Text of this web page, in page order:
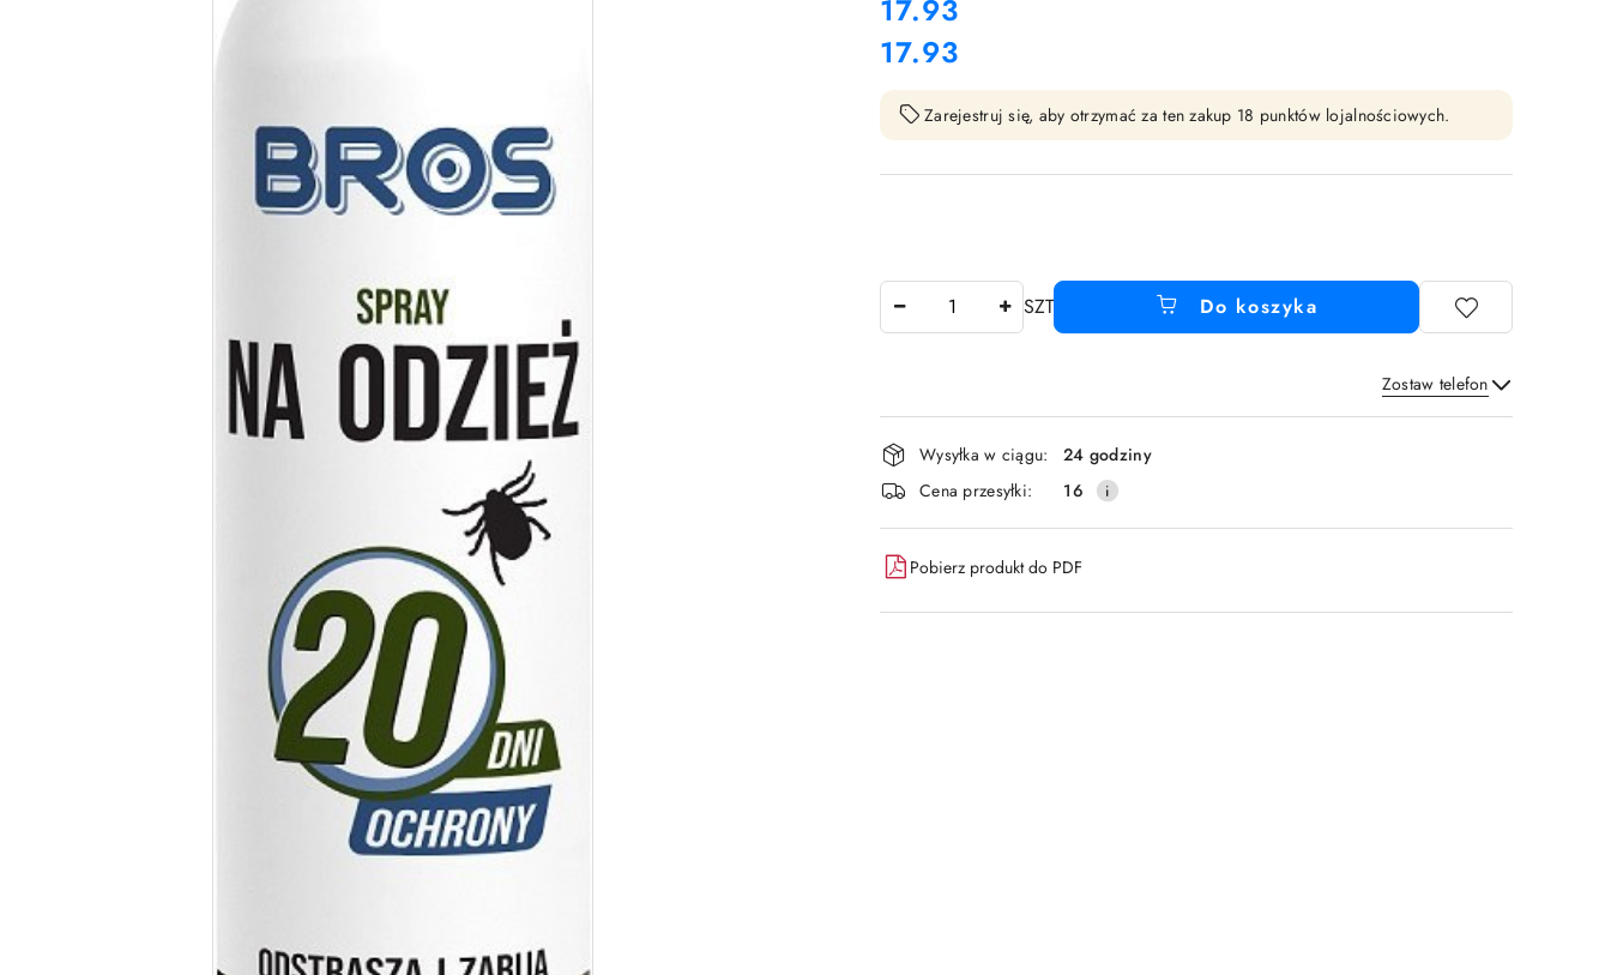
cena:
17.93
Cena:
17.93
Zarejestruj się, aby otrzymać za ten zakup 18 punktów lojalnościowych.
SZT Do koszyka
Zostaw telefon
Wyślij
Dostępność
i
dostawa
Wysyłka w ciągu:
24 godziny
Cena przesyłki:
16
Pobierz produkt do PDF